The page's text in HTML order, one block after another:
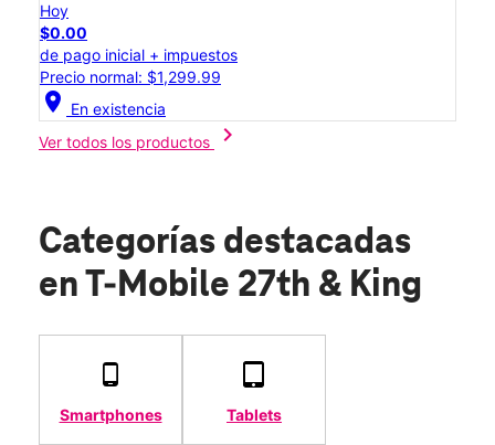
Hoy
$0.00
de pago inicial + impuestos
Precio normal: $1,299.99
location_on En existencia
Ver todos los productos
chevron_right
Categorías destacadas
en T-Mobile 27th & King
Smartphones Tablets